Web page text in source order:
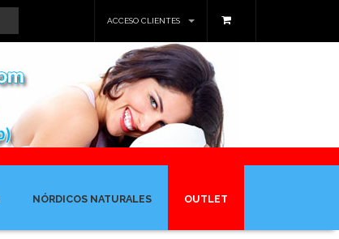
ACCESO CLIENTES
NÓRDICOS NATURALES OUTLET